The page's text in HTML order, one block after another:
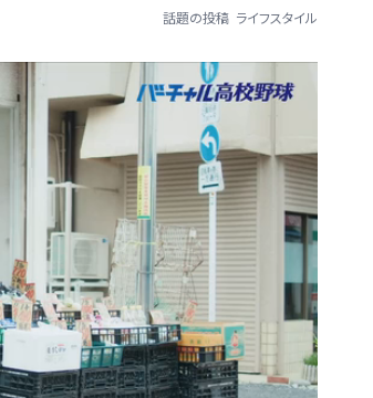
話題の投稿 ライフスタイル